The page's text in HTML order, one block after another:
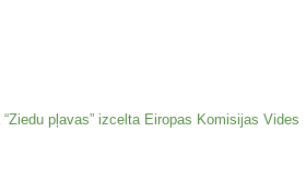
pļavas” izcelta Eiropas Komisijas Vides